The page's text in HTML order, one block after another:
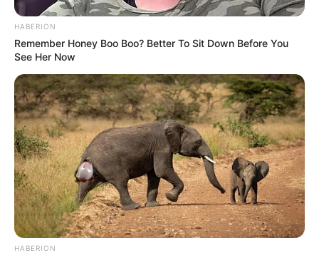
HABERION
Remember Honey Boo Boo? Better To Sit Down Before You
See Her Now
HABERION